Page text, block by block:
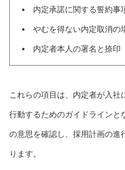
内定承諾に関する誓約事
やむを得ない内定取消の
内定者本人の署名と捺印
これらの項目は、内定者が入
行動するためのガイドラインと
の意思を確認し、採用計画の進
ります。